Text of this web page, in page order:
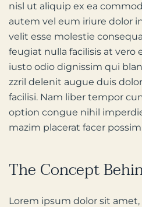
nisl ut aliquip ex ea
autem vel eum iriure dolor
velit esse molestie
feugiat nulla facilisis at vero
iusto odio dignissim qui
zzril delenit augue duis
facilisi. Nam liber tempor
option congue nihil
mazim placerat facer
The Concept
Lorem ipsum dolor sit